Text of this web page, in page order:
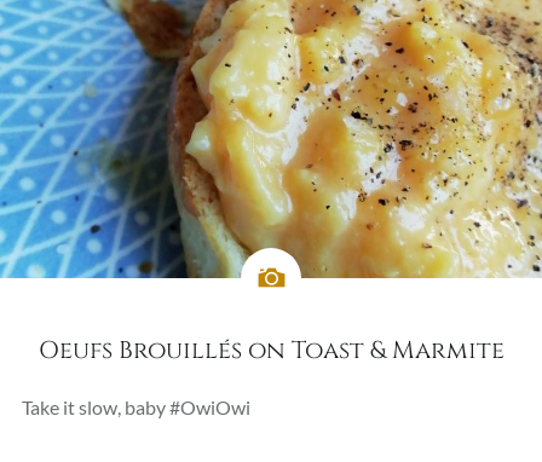
Oeufs Brouillés on Toast & Marmite
Take it slow, baby #OwiOwi